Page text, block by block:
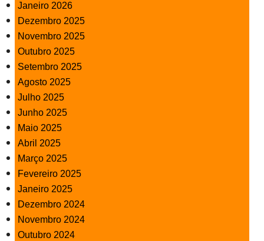
Janeiro 2026
Dezembro 2025
Novembro 2025
Outubro 2025
Setembro 2025
Agosto 2025
Julho 2025
Junho 2025
Maio 2025
Abril 2025
Março 2025
Fevereiro 2025
Janeiro 2025
Dezembro 2024
Novembro 2024
Outubro 2024